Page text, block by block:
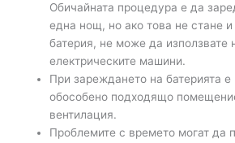
Обичайната процедура е да
една нощ, но ако това не стане и
батерия, не може да използвате
електрическите машини.
При зареждането на батерията
обособено подходящо
вентилация.
Проблемите с времето могат да